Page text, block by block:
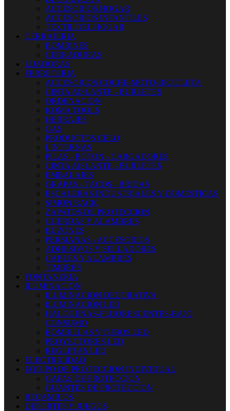
ACCESORIOS HOGAR
ACCESORIOS INFANTILES
TEXTIL DEL HOGAR
CERRAJERIA
BOMBINES
CERRADURAS
LIJADORAS
FERRETERIA
ACCESORIOS COCHE-MOTO-BICICLETA
CINTA AISLANTE - BURLETES
ORDENACION
KOMA TOOLS
HERRAJES
GAS
PRODUCTOS CELO
LINTERNAS
PILAS - BOTON - CARGADORES
CINTA AISLANTE - BURLETES
EMBALAJES
GRAPAS - TACOS - BRIDAS
ESCALERAS INDUSTRIALES Y DOMESTICAS
SIMON RACK
ZAPATOS DE PROTECCION
CUERDAS Y ALAMBRES
BUZONES
PERSIANAS - ACCESORIOS
ADHESIVOS Y SELLADORES
CABLES Y ALAMBRES
TIMBRES
FONTANERIA
ILUMINACION
ILUMINACION DECORATIVA
ILUMINACIÓN LED
HALOGENAS-FLUORESCENTES-BAJO
CONSUMO
BOMBILLAS Y TUBOS LED
PROYECTORES LED
REGLETAS LED
ELECTRICIDAD
EQUIPO DE PROTECCION INDIVIDUAL
GAFAS DE PROTECCION
GUANTES DE PROTECCION
RECAMBIOS
DEPORTES Y JUEGOS